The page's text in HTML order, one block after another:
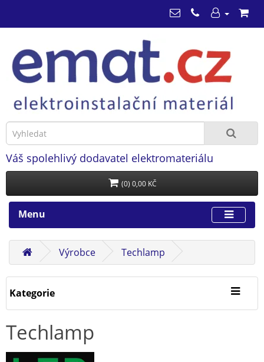
Váš spolehlivý dodavatel elektromateriálu
(0) 0,00 KČ
Menu
Výrobce Techlamp
Kategorie
Techlamp